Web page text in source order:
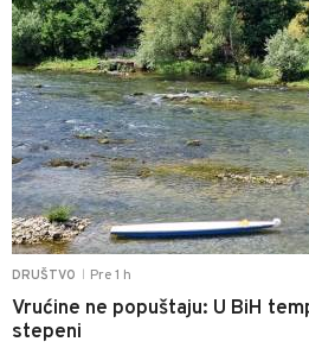
DRUŠTVO Pre 1 h
Vrućine ne popuštaju: U BiH
stepeni